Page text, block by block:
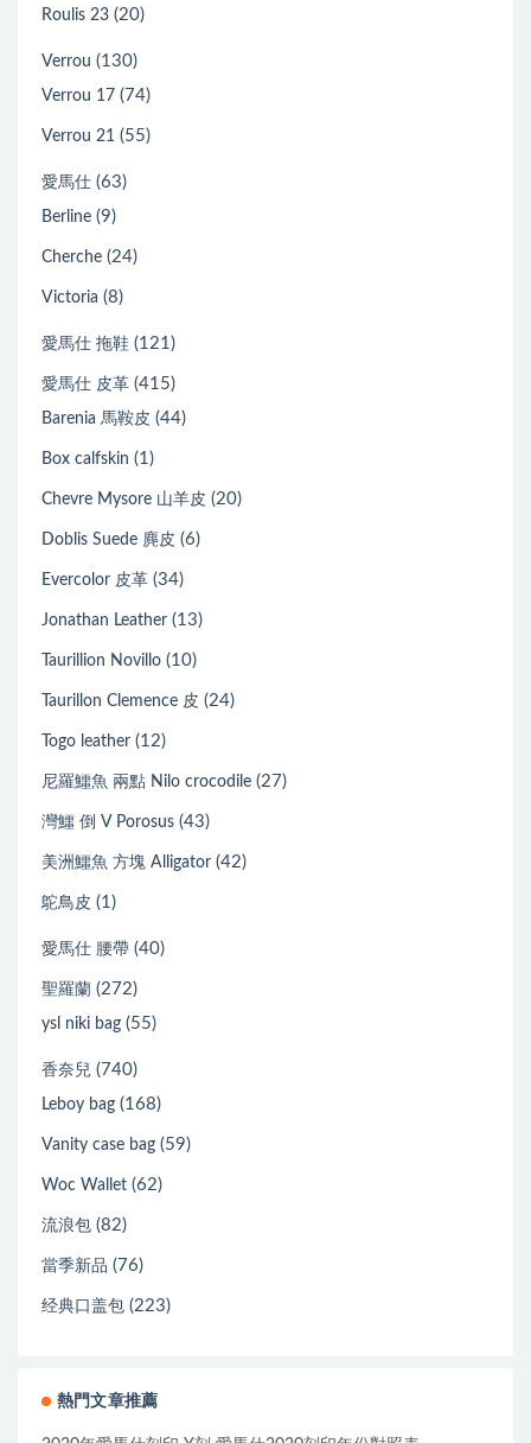
Roulis 23 (20)
Verrou (130)
Verrou 17 (74)
Verrou 21 (55)
愛馬仕 (63)
Berline (9)
Cherche (24)
Victoria (8)
愛馬仕 拖鞋 (121)
愛馬仕 皮革 (415)
Barenia 馬鞍皮 (44)
Box calfskin (1)
Chevre Mysore 山羊皮 (20)
Doblis Suede 麂皮 (6)
Evercolor 皮革 (34)
Jonathan Leather (13)
Taurillion Novillo (10)
Taurillon Clemence 皮 (24)
Togo leather (12)
尼羅鱷魚 兩點 Nilo crocodile (27)
灣鱷 倒 V Porosus (43)
美洲鱷魚 方塊 Alligator (42)
鴕鳥皮 (1)
愛馬仕 腰帶 (40)
聖羅蘭 (272)
ysl niki bag (55)
香奈兒 (740)
Leboy bag (168)
Vanity case bag (59)
Woc Wallet (62)
流浪包 (82)
當季新品 (76)
经典口盖包 (223)
熱門文章推薦